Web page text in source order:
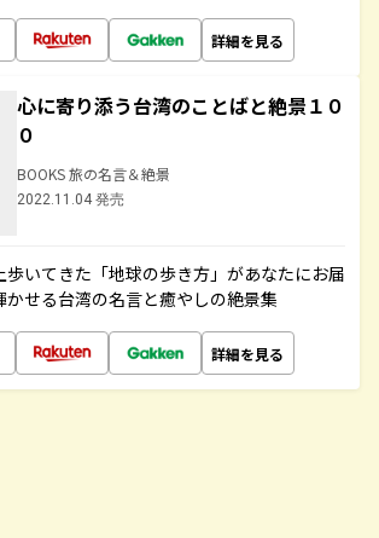
詳細を見る
心に寄り添う台湾のことばと絶景１０
０
BOOKS 旅の名言＆絶景
2022.11.04 発売
いてきた「地球の歩き方」があなたにお届
かせる台湾の名言と癒やしの絶景集
詳細を見る